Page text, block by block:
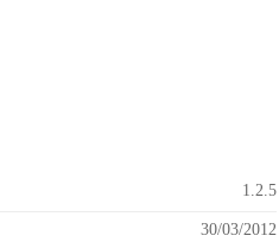
1.2.5
30/03/2012